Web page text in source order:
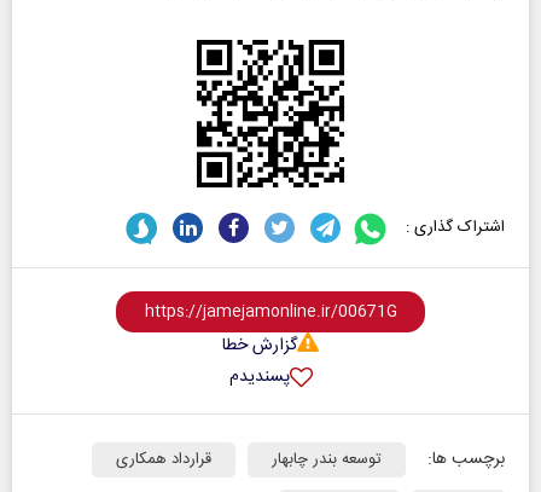
اشتراک گذاری :
گزارش خطا
پسندیدم
برچسب ها: توسعه بندر چابهار
قرارداد همکاری